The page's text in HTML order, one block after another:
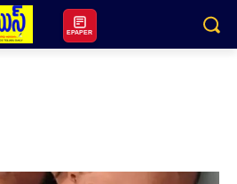
EPAPER